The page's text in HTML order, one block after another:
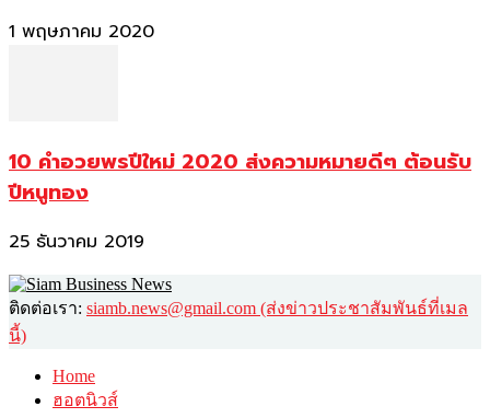
1 พฤษภาคม 2020
10 คำอวยพรปีใหม่ 2020 ส่งความหมายดีๆ ต้อนรับ
ปีหนูทอง
25 ธันวาคม 2019
ติดต่อเรา: siamb.news@gmail.com (ส่งข่าวประชาสัมพันธ์ที่เมล
นี้)
Home
ฮอตนิวส์